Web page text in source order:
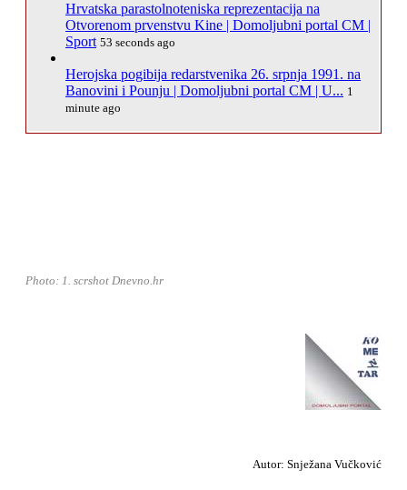
Hrvatska parastolnoteniska reprezentacija na
Otvorenom prvenstvu Kine | Domoljubni portal CM |
Sport 53 seconds ago
Herojska pogibija redarstvenika 26. srpnja 1991. na
Banovini i Pounju | Domoljubni portal CM | U... 1
minute ago
Photo: 1. scrshot Dnevno.hr
Autor: Snježana Vučković